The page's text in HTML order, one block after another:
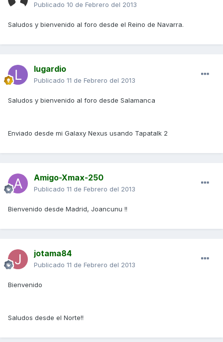
Publicado 10 de Febrero del 2013
Saludos y bienvenido al foro desde el Reino de Navarra.
lugardio
Publicado 11 de Febrero del 2013
Saludos y bienvenido al foro desde Salamanca
Enviado desde mi Galaxy Nexus usando Tapatalk 2
Amigo-Xmax-250
Publicado 11 de Febrero del 2013
Bienvenido desde Madrid, Joancunu !!
jotama84
Publicado 11 de Febrero del 2013
Bienvenido
Saludos desde el Norte!!